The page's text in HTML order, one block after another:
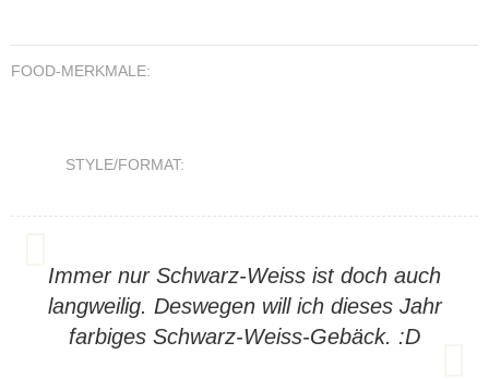
FOOD-MERKMALE:
STYLE/FORMAT:
Immer nur Schwarz-Weiss ist doch auch
langweilig. Deswegen will ich dieses Jahr
farbiges Schwarz-Weiss-Gebäck. :D